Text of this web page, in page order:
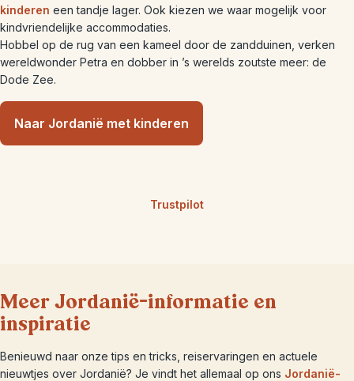
kinderen een tandje lager. Ook kiezen we waar mogelijk voor
kindvriendelijke accommodaties.
Hobbel op de rug van een kameel door de zandduinen, verken
wereldwonder Petra en dobber in ’s werelds zoutste meer: de
Dode Zee.
Naar Jordanië met kinderen
Trustpilot
Meer Jordanië-informatie en
inspiratie
Benieuwd naar onze tips en tricks, reiservaringen en actuele
nieuwtjes over Jordanië? Je vindt het allemaal op ons Jordanië-